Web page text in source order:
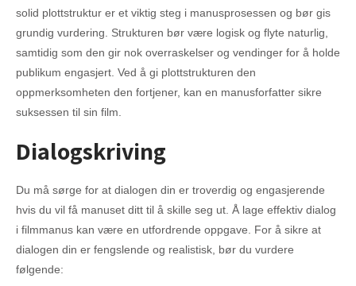
solid plottstruktur er et viktig steg i manusprosessen og bør gis
grundig vurdering. Strukturen bør være logisk og flyte naturlig,
samtidig som den gir nok overraskelser og vendinger for å holde
publikum engasjert. Ved å gi plottstrukturen den
oppmerksomheten den fortjener, kan en manusforfatter sikre
suksessen til sin film.
Dialogskriving
Du må sørge for at dialogen din er troverdig og engasjerende
hvis du vil få manuset ditt til å skille seg ut. Å lage effektiv dialog
i filmmanus kan være en utfordrende oppgave. For å sikre at
dialogen din er fengslende og realistisk, bør du vurdere
følgende: